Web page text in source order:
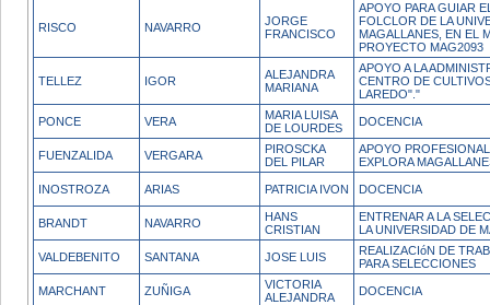
RISCO NAVARRO
JORGE
FRANCISCO
APOYO PARA GUIAR
FOLCLOR DE LA
MAGALLANES, EN EL
PROYECTO MAG2093
TELLEZ IGOR
ALEJANDRA
MARIANA
APOYO A LA
CENTRO DE
LAREDO"."
PONCE VERA
MARIA LUISA
DE LOURDES
DOCENCIA
FUENZALIDA VERGARA
PIROSCKA
DEL PILAR
APOYO
EXPLORA
INOSTROZA ARIAS PATRICIA IVON DOCENCIA
BRANDT NAVARRO
HANS
CRISTIAN
ENTRENAR A LA
LA UNIVERSIDAD DE
VALDEBENITO SANTANA JOSE LUIS
REALIZACIóN DE
PARA SELECCIONES
MARCHANT ZUÑIGA
VICTORIA
ALEJANDRA
DOCENCIA